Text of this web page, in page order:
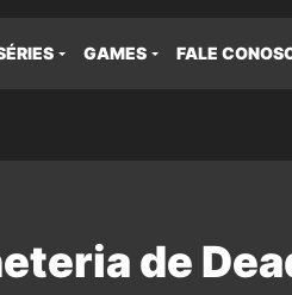
GAMES FALE
de